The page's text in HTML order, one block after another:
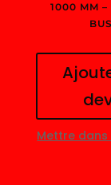
1000 MM – 512403 +
Mettre